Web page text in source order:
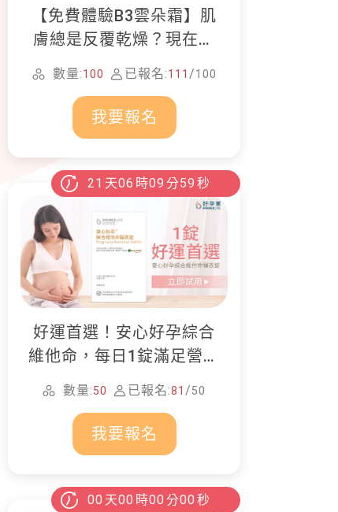
【免費體驗B3雲朵霜】肌
膚總是反覆乾燥？現在就
加入貝膚黛瑪修護體驗計
畫！
數量:100 已報名:111 /100
我要報名
21 天06 時09 分58 秒
好運首選！安心好孕綜合
維他命，每日1錠滿足營養
所需
數量:50 已報名:81 /50
我要報名
00 天00 時00 分00 秒